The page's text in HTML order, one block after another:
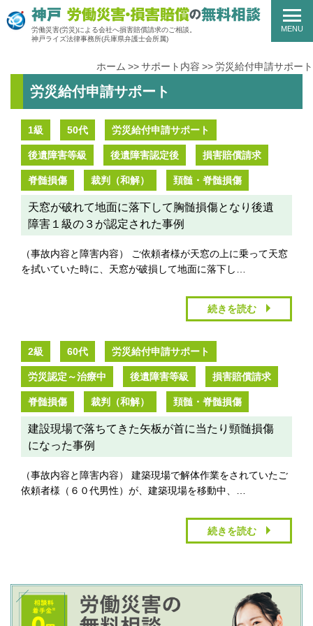
労働災害(労災)による会社へ損害賠償請求のご相談。
神戸ライズ法律事務所(兵庫県弁護士会所属)
MENU
ホーム サポート内容 労災給付申請サポート
労災給付申請サポート
1級 50代 労災給付申請サポート
後遺障害等級 後遺障害認定後 損害賠償請求
脊髄損傷 裁判（和解） 頚髄・脊髄損傷
天窓が破れて地面に落下して胸髄損傷となり後遺
障害１級の３が認定された事例
（事故内容と障害内容） ご依頼者様が天窓の上に乗って天窓
を拭いていた時に、天窓が破損して地面に落下し…
続きを読む
2級 60代 労災給付申請サポート
労災認定～治療中 後遺障害等級 損害賠償請求
脊髄損傷 裁判（和解） 頚髄・脊髄損傷
建設現場で落ちてきた矢板が首に当たり頸髄損傷
になった事例
（事故内容と障害内容） 建築現場で解体作業をされていたご
依頼者様（６０代男性）が、建築現場を移動中、…
続きを読む